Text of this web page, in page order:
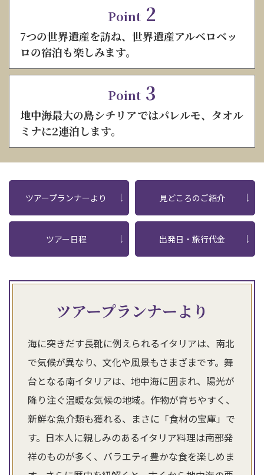
Point 2
7つの世界遺産を訪ね、世界遺産アルベロベッ
ロの宿泊も楽しみます。
Point 3
地中海最大の島シチリアではパレルモ、タオル
ミナに2連泊します。
ツアープランナーより 見どころのご紹介
ツアー日程 出発日・旅行代金
ツアープランナーより
海に突きだす長靴に例えられるイタリアは、南北
で気候が異なり、文化や風景もさまざまです。舞
台となる南イタリアは、地中海に囲まれ、陽光が
降り注ぐ温暖な気候の地域。作物が育ちやすく、
新鮮な魚介類も獲れる、まさに「食材の宝庫」で
す。日本人に親しみのあるイタリア料理は南部発
祥のものが多く、バラエティ豊かな食を楽しめま